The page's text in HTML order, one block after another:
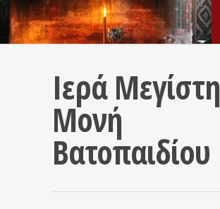
Ιερά Μεγίστη
Μονή
Βατοπαιδίου